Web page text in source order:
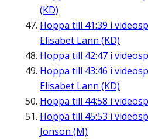
(KD)
Hoppa till 41:39 i
Elisabet Lann (KD)
Hoppa till 42:47 i
Hoppa till 43:46 i
Elisabet Lann (KD)
Hoppa till 44:58 i
Hoppa till 45:53 i
Jonson (M)